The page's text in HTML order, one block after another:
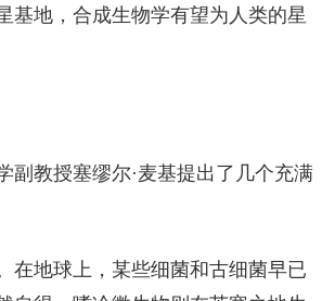
基地，合成生物学有望为人类的星
副教授塞缪尔·麦基提出了几个充满
在地球上，某些细菌和古细菌早已